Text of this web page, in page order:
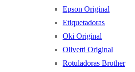
Epson Original
Etiquetadoras
Oki Original
Olivetti Original
Rotuladoras Brother